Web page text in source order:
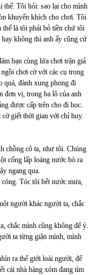
thế. Tôi hỏi: sao lại cho mình
khuyến khích cho chơi. Tôi
thế là tôi phải bỏ tiền chứ tôi
không thì anh ấy cũng cứ
bạn cùng lứa chơi trận giả
chơi cờ với các cụ trong
quá, đành xung phong đi
đơn vị, trong ba lô của anh
được cấp trên cho đi học.
giết thời gian với chỉ huy.
chồng cô ta, như tôi. Chúng
cống lấp loáng nước bò ra
ngang qua.
Tóc tôi bết nước mưa,
người khác người ta, chắc
chắc mình cũng không để ý.
ta từng giận mình, mình
ra thế giới loài người, để
cái nhà hàng xóm đang tìm